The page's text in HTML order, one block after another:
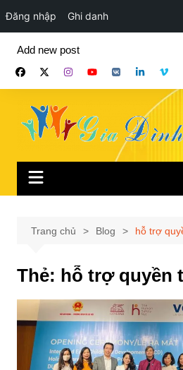
Đăng nhập Ghi danh
phần
Add new post
Trang chủ Blog hỗ trợ
Thẻ: hỗ trợ quyền